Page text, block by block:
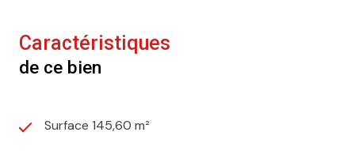
Caractéristiques
de ce bien
Surface 145,60 m²